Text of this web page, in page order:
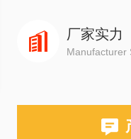
瓦里安3800系列
厂家实力
Manufacturer